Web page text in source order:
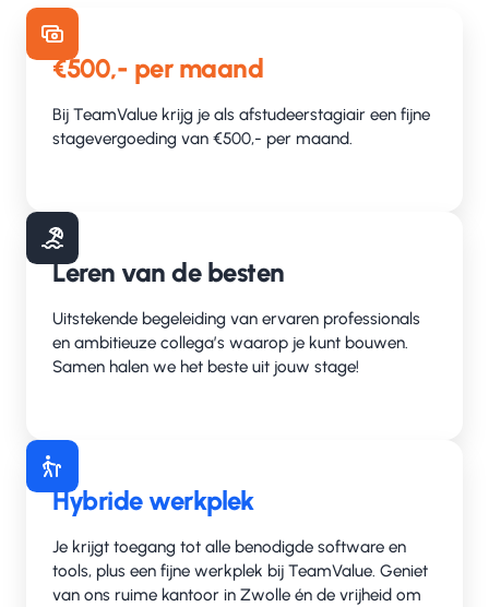
€500,- per maand
Bij TeamValue krijg je als afstudeerstagiair een fijne
stagevergoeding van €500,- per maand.
Leren van de besten
Uitstekende begeleiding van ervaren professionals
en ambitieuze collega’s waarop je kunt bouwen.
Samen halen we het beste uit jouw stage!
Hybride werkplek
Je krijgt toegang tot alle benodigde software en
tools, plus een fijne werkplek bij TeamValue. Geniet
van ons ruime kantoor in Zwolle én de vrijheid om